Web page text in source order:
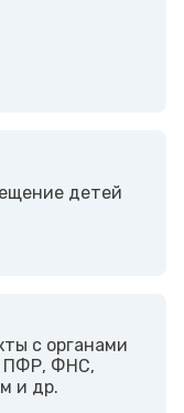
детей
с органами
ПФР, ФНС,
и др.